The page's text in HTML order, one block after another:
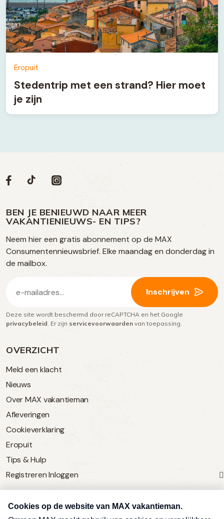
Eropuit
Stedentrip met een strand? Hier moet
je zijn
OVERZICHT
Meld een klacht
Nieuws
Over MAX vakantieman
Afleveringen
Cookieverklaring
Eropuit
Tips & Hulp
Registreren Inloggen
SERVICE
Volg
op
social
media
Social
Volg
op
Facebook
Volg
op
TikTok
Volg
op
Instagram
BEN JE BENIEUWD NAAR MEER
VAKANTIENIEUWS- EN TIPS?
Neem hier een gratis abonnement op de MAX
Consumentennieuwsbrief. Elke maandag en donderdag in
de mailbox.
mailadres
(Vereist)
Inschrijven
Deze site wordt beschermd door reCAPTCHA en het Google
privacybeleid . Er zijn servicevoorwaarden van toepassing.